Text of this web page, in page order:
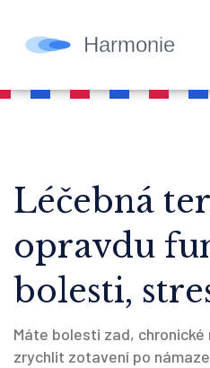
Léčebná
opravdu
bolesti,
Máte bolesti zad,
zrychlit zotavení po